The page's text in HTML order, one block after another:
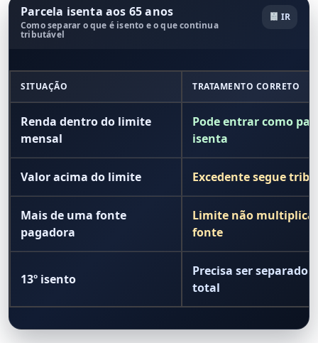
Parcela isenta aos 65 anos
Como separar o que é isento e o que continua
tributável
IR
SITUAÇÃO TRATAMENTO CORRETO
Renda dentro do limite
mensal
Pode entrar como
isenta
Valor acima do limite Excedente segue
Mais de uma fonte
pagadora
Limite não multiplica
fonte
13º isento
Precisa ser separado
total